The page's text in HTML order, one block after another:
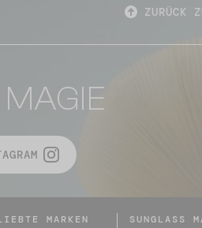
ZURÜCK
MARKEN SUNGLASS